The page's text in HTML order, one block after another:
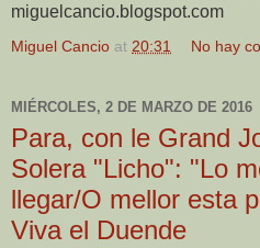
miguelcancio.blogspot.com
Miguel Cancio at 20:31 No hay
MIÉRCOLES, 2 DE MARZO DE 2016
Para, con le Grand
Solera "Licho": "Lo
llegar/O mellor esta
Viva el Duende